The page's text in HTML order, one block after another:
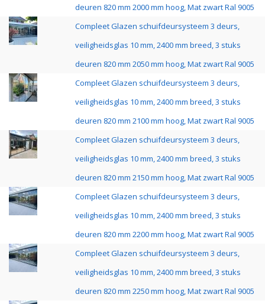
deuren 820 mm 2000 mm hoog, Mat zwart Ral 9005
Compleet Glazen schuifdeursysteem 3 deurs,
veiligheidsglas 10 mm, 2400 mm breed, 3 stuks
deuren 820 mm 2050 mm hoog, Mat zwart Ral 9005
Compleet Glazen schuifdeursysteem 3 deurs,
veiligheidsglas 10 mm, 2400 mm breed, 3 stuks
deuren 820 mm 2100 mm hoog, Mat zwart Ral 9005
Compleet Glazen schuifdeursysteem 3 deurs,
veiligheidsglas 10 mm, 2400 mm breed, 3 stuks
deuren 820 mm 2150 mm hoog, Mat zwart Ral 9005
Compleet Glazen schuifdeursysteem 3 deurs,
veiligheidsglas 10 mm, 2400 mm breed, 3 stuks
deuren 820 mm 2200 mm hoog, Mat zwart Ral 9005
Compleet Glazen schuifdeursysteem 3 deurs,
veiligheidsglas 10 mm, 2400 mm breed, 3 stuks
deuren 820 mm 2250 mm hoog, Mat zwart Ral 9005